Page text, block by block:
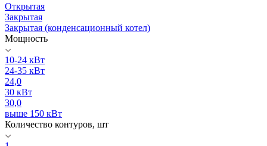
Открытая
Закрытая
Закрытая (конденсационный котел)
Мощность
10-24 кВт
24-35 кВт
24,0
30 кВт
30,0
выше 150 кВт
Количество контуров, шт